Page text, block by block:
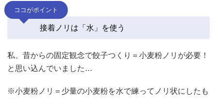
ココがポイント
接着ノリは「水」を使う
私、昔からの固定観念で餃子つくり＝小麦粉ノリが必要！
と思い込んでいました…
※小麦粉ノリ＝少量の小麦粉を水で練ってノリ状にしたも